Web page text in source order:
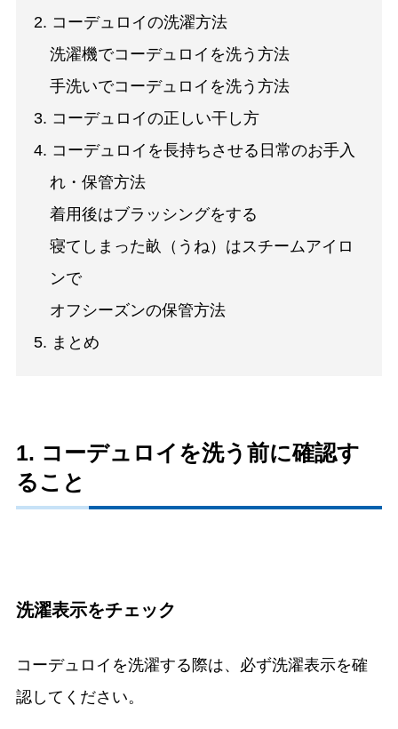
2. コーデュロイの洗濯方法
洗濯機でコーデュロイを洗う方法
手洗いでコーデュロイを洗う方法
3. コーデュロイの正しい干し方
4. コーデュロイを長持ちさせる日常のお手入
れ・保管方法
着用後はブラッシングをする
寝てしまった畝（うね）はスチームアイロ
ンで
オフシーズンの保管方法
5. まとめ
1. コーデュロイを洗う前に確認す
ること
洗濯表示をチェック
コーデュロイを洗濯する際は、必ず洗濯表示を確
認してください。